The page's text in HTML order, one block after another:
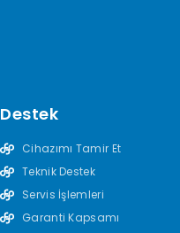
Destek
Cihazımı Tamir Et
Teknik Destek
Servis İşlemleri
Garanti Kapsamı